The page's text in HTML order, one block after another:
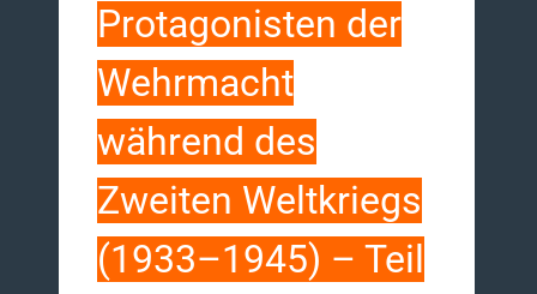
Protagonisten der
Wehrmacht
während des
Zweiten Weltkriegs
(1933–1945) – Teil